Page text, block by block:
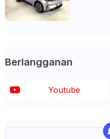
Berlangganan
Youtube